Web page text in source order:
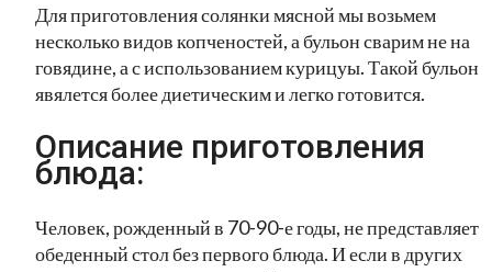
Для приготовления солянки мясной мы возьмем
несколько видов копченостей, а бульон сварим не на
говядине, а с использованием курицуы. Такой бульон
явялется более диетическим и легко готовится.
Описание приготовления
блюда:
Человек, рожденный в 70-90-е годы, не представляет
обеденный стол без первого блюда. И если в других